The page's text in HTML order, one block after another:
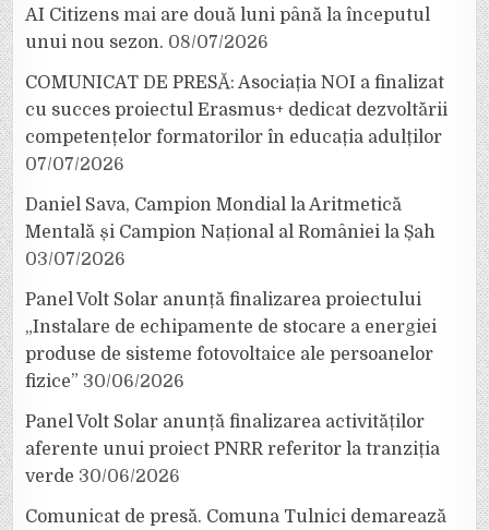
AI Citizens mai are două luni până la începutul
unui nou sezon. 08/07/2026
COMUNICAT DE PRESĂ: Asociația NOI a finalizat
cu succes proiectul Erasmus+ dedicat dezvoltării
competențelor formatorilor în educația adulților
07/07/2026
Daniel Sava, Campion Mondial la Aritmetică
Mentală și Campion Național al României la Șah
03/07/2026
Panel Volt Solar anunță finalizarea proiectului
„Instalare de echipamente de stocare a energiei
produse de sisteme fotovoltaice ale persoanelor
fizice” 30/06/2026
Panel Volt Solar anunță finalizarea activităților
aferente unui proiect PNRR referitor la tranziția
verde 30/06/2026
Comunicat de presă. Comuna Tulnici demarează